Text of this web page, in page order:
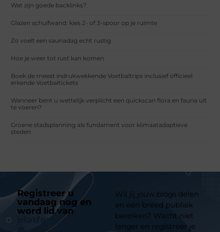
Wat zijn goede backlinks?
Glazen schuifwand: kies 2- of 3-spoor op je ruimte
Zo voelt een saunadag echt rustig
Hoe je weer tot rust kan komen
Boek de meest indrukwekkende Voetbaltrips inclusief officieel
erkende Voetbaltickets
Wanneer bent u wettelijk verplicht een quickscan flora en fauna uit
te voeren?
Groene stadsplanning als fundament voor klimaatadaptieve
steden
Registreer u
vandaag nog en
word lid van
platform
Wil jij jouw blogs delen
en een breed publiek
bereiken? Wacht niet
langer en registreer je